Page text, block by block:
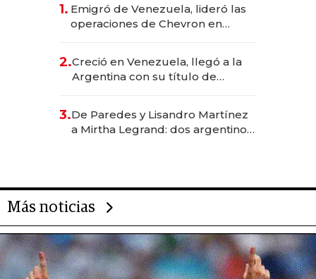
1. Emigró de Venezuela, lideró las
operaciones de Chevron en
2.Creció en Venezuela, llegó a la
Argentina con su título de
las marcas "fast premium"
3.De Paredes y Lisandro Martínez
a Mirtha Legrand: dos argentinos
Más noticias